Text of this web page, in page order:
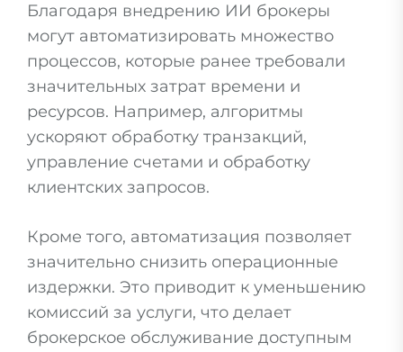
Благодаря внедрению ИИ брокеры
могут автоматизировать множество
процессов, которые ранее требовали
значительных затрат времени и
ресурсов. Например, алгоритмы
ускоряют обработку транзакций,
управление счетами и обработку
клиентских запросов.
Кроме того, автоматизация позволяет
значительно снизить операционные
издержки. Это приводит к уменьшению
комиссий за услуги, что делает
брокерское обслуживание доступным